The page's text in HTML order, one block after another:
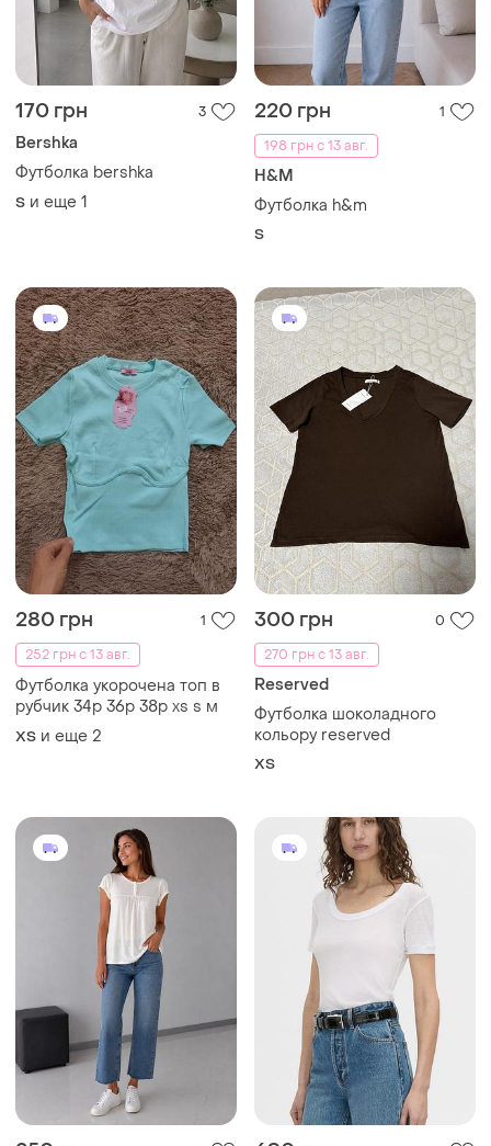
Bershka
Футболка bershka
S и еще
198 грн с 13 авг.
Футболка h&m
S
280 грн
1
252 грн с 13 авг.
Футболка укорочена топ в
рубчик 34р 36р 38р xs s м
ХS и еще
300 грн
270 грн с 13 авг.
Reserved
Футболка шоколадного
250 грн 0
Стильная и легкая футболка
bik bok в молочно-белом
цвете
690 грн 0
Белая тоненькая
полупрозрачная хлопковая
футболка zara ☝️☝️☝️☝️☝️☝️☝️